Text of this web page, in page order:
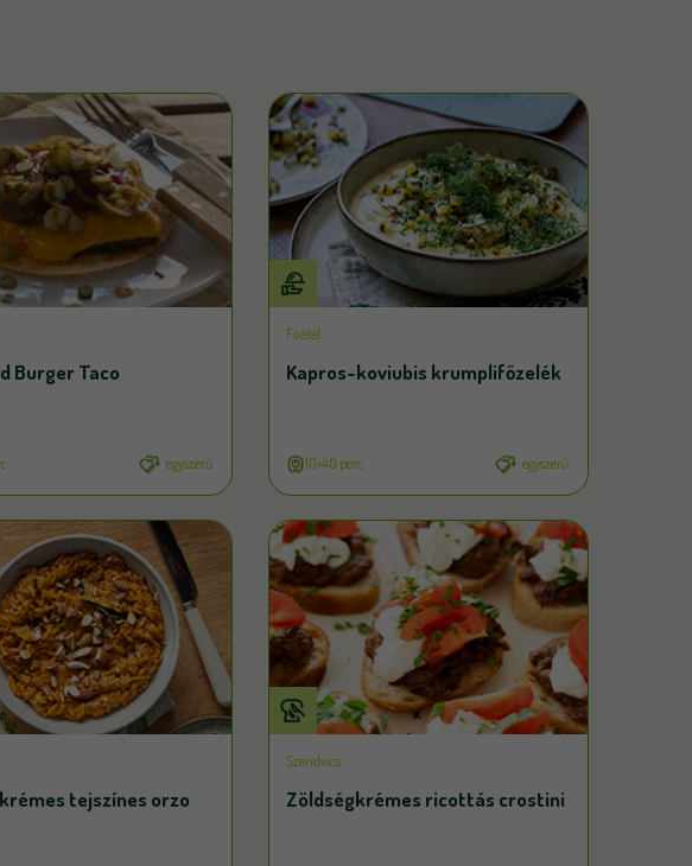
Burger Taco
egyszerű
Főétel
Kapros-koviubis krumplifőzelék
10+40 perc egyszerű
tejszínes orzo
Szendvics
Zöldségkrémes ricottás crostini